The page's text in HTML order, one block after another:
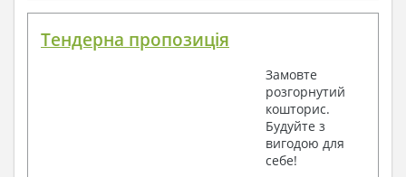
Тендерна пропозиція
Замовте
розгорнутий
кошторис.
Будуйте з
вигодою для
себе!